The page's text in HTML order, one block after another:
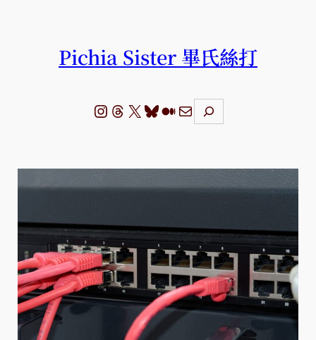
Pichia Sister 畢氏絲打
Instagram Threads X Bluesky Medium電子郵件e
c
h